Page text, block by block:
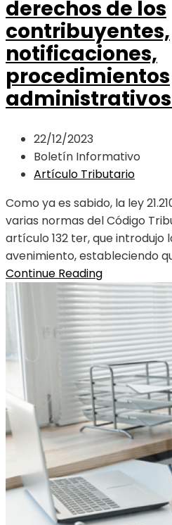
derechos de los
contribuyentes,
notificaciones,
procedimientos
22/12/2023
Boletín Informativo
Artículo Tributario
Como ya es sabido, la ley
varias normas del Código
artículo 132 ter, que introdujo
avenimiento, estableciendo
Continue Reading